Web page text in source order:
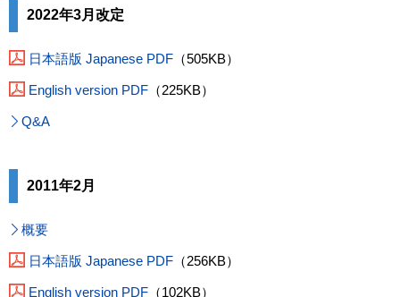
2022年3月改定
日本語版 Japanese PDF （505KB）
English version PDF （225KB）
Q&A
2011年2月
概要
日本語版 Japanese PDF （256KB）
English version PDF （102KB）